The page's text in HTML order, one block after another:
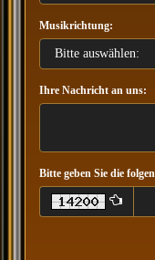
Musikrichtung:
Ihre Nachricht an uns:
Bitte geben Sie die